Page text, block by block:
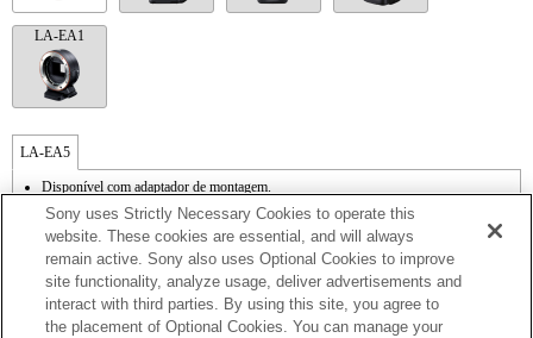
LA-EA1
LA-EA5
Disponível com adaptador de montagem.
O som de funcionamento do diafragma é gravado com o microfone interno.
Outside the A (Aperture priority), S (Shutter priority), and M (Manual) modes, the
shutter speed and the aperture can not be adjusted during the movie recording.
A função [Lens Comp] (Compensação da lente) não funciona.
Se colocar a lente de montagem tipo A utilizando o adaptador de montagem, a função
[MF Assist] [Assistência MF] não funciona automaticamente quando roda o anel de
focagem. Pode ampliar a imagem, seleccionando a função [Focus Magnifier] [Lupa
Sony uses Strictly Necessary Cookies to operate this
website. These cookies are essential, and will always
remain active. Sony also uses Optional Cookies to improve
site functionality, analyze usage, deliver advertisements and
interact with third parties. By using this site, you agree to
the placement of Optional Cookies. You can manage your